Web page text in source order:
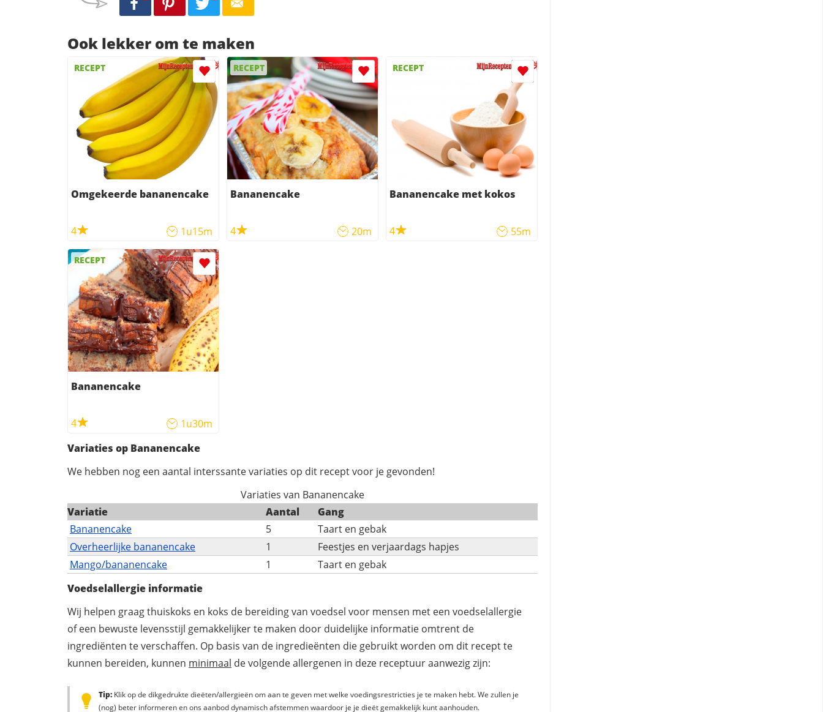
Ook lekker om te maken
RECEPT
Omgekeerde bananencake
4 1u15m
RECEPT
Bananencake
4 20m
RECEPT
Bananencake met kokos
4 55m
RECEPT
Bananencake
4
1u30m
Variaties op Bananencake
We hebben nog een aantal interssante variaties op dit recept voor je gevonden!
Variaties van Bananencake
Variatie
Aantal
Gang
Bananencake
5
Taart en gebak
Overheerlijke bananencake
1
Feestjes en verjaardags hapjes
Mango/bananencake
1
Taart en gebak
Voedselallergie informatie
Wij helpen graag thuiskoks en koks de bereiding van voedsel voor mensen met een voedselallergie
of een bewuste levensstijl gemakkelijker te maken door duidelijke informatie omtrent de
ingrediënten te verschaffen. Op basis van de ingredieënten die gebruikt worden om dit recept te
kunnen bereiden, kunnen minimaal de volgende allergenen in deze receptuur aanwezig zijn:
Tip: Klik op de dikgedrukte dieëten/allergieën om aan te geven met welke voedingsrestricties je te maken hebt. We zullen je
(nog) beter informeren en ons aanbod dynamisch afstemmen waardoor je je dieët gemakkelijk kunt aanhouden.